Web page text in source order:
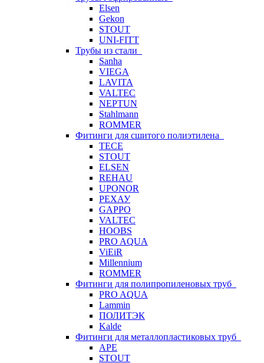
Elsen
Gekon
STOUT
UNI-FITT
Трубы из стали
Sanha
VIEGA
LAVITA
VALTEC
NEPTUN
Stahlmann
ROMMER
Фитинги для сшитого полиэтилена
TECE
STOUT
ELSEN
REHAU
UPONOR
РЕХАУ
GAPPO
VALTEC
HOOBS
PRO AQUA
ViEiR
Millennium
ROMMER
Фитинги для полипропиленовых труб
PRO AQUA
Lammin
ПОЛИТЭК
Kalde
Фитинги для металлопластиковых труб
APE
STOUT